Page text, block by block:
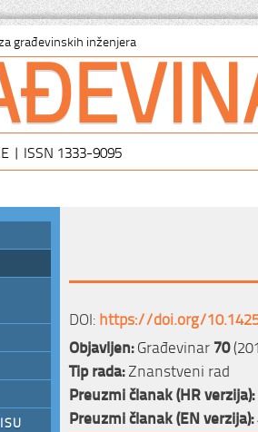
građevinskih inženjera
| ISSN 1333-9095
DOI:https://doi.org/
Objavljen:Građevinar70
Tip rada:Znanstveni rad
Preuzmi članak (HR verzija):
Preuzmi članak (EN verzija):